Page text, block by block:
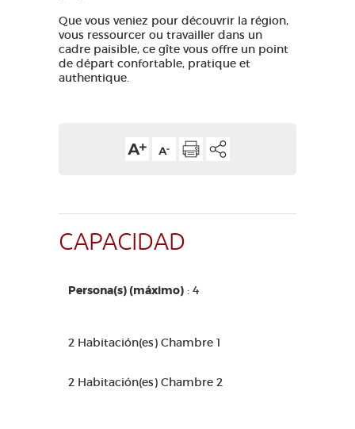
Que vous veniez pour découvrir la région,
vous ressourcer ou travailler dans un
cadre paisible, ce gîte vous offre un point
de départ confortable, pratique et
authentique.
CAPACIDAD
Persona(s) (máximo) : 4
2 Habitación(es) Chambre 1
2 Habitación(es) Chambre 2